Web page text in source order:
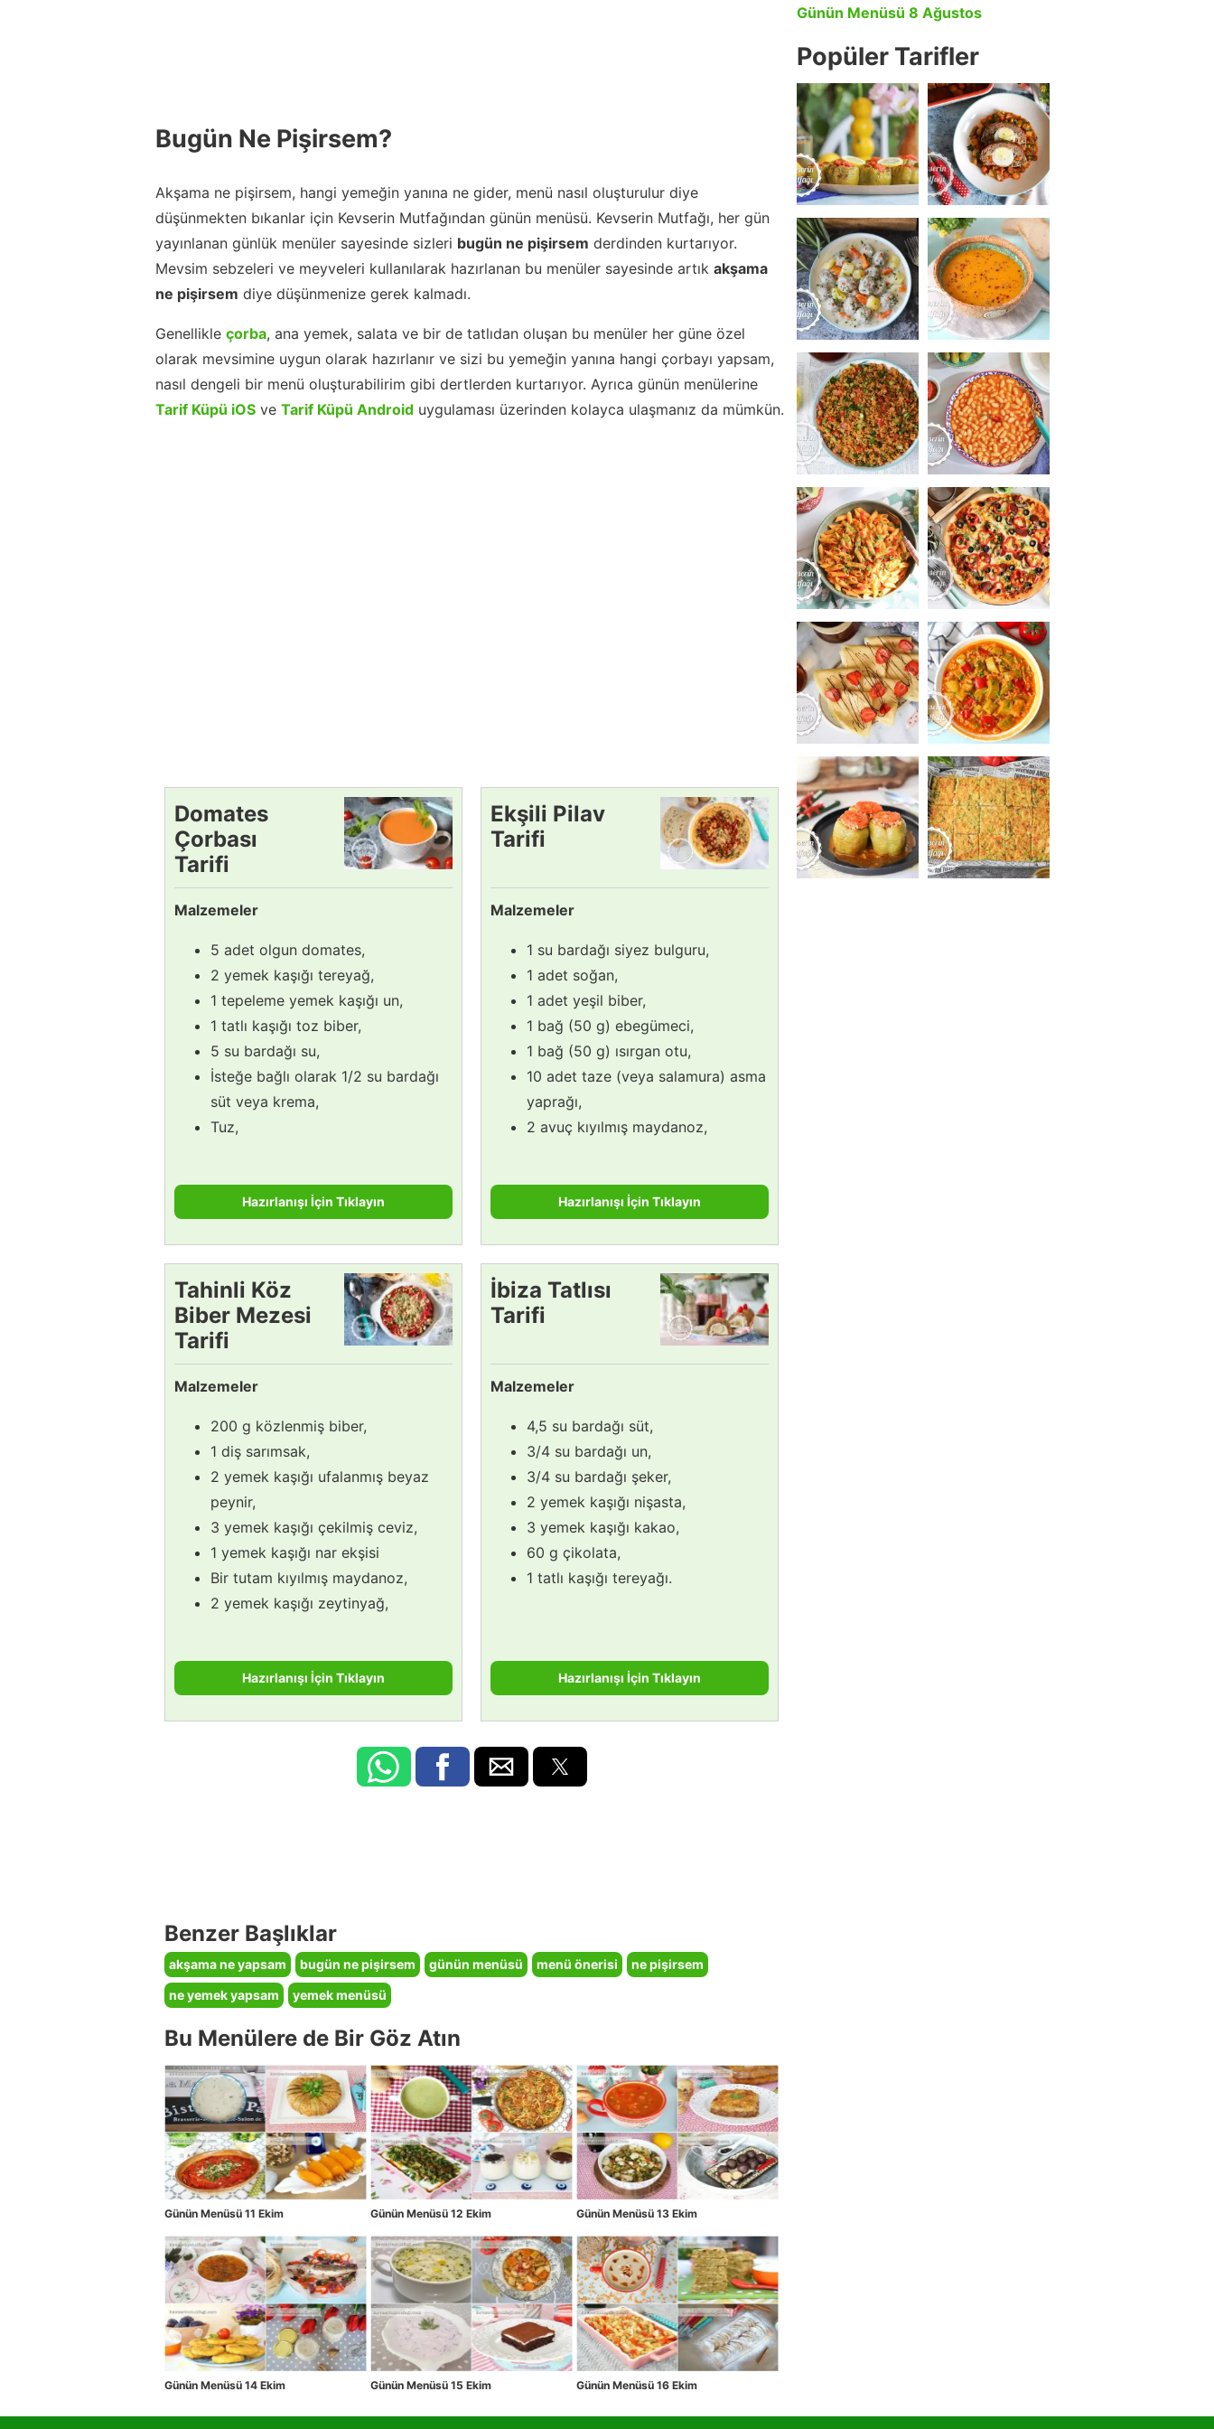
Bugün Ne Pişirsem?
Akşama ne pişirsem, hangi yemeğin yanına ne gider, menü nasıl oluşturulur diye
düşünmekten bıkanlar için Kevserin Mutfağından günün menüsü. Kevserin Mutfağı, her gün
yayınlanan günlük menüler sayesinde sizleri bugün ne pişirsem derdinden kurtarıyor.
Mevsim sebzeleri ve meyveleri kullanılarak hazırlanan bu menüler sayesinde artık akşama
ne pişirsem diye düşünmenize gerek kalmadı.
Genellikle çorba, ana yemek, salata ve bir de tatlıdan oluşan bu menüler her güne özel
olarak mevsimine uygun olarak hazırlanır ve sizi bu yemeğin yanına hangi çorbayı yapsam,
nasıl dengeli bir menü oluşturabilirim gibi dertlerden kurtarıyor. Ayrıca günün menülerine
Tarif Küpü iOS ve Tarif Küpü Android uygulaması üzerinden kolayca ulaşmanız da mümkün.
Domates
Çorbası
Tarifi
Malzemeler
5 adet olgun domates,
2 yemek kaşığı tereyağ,
1 tepeleme yemek kaşığı un,
1 tatlı kaşığı toz biber,
5 su bardağı su,
İsteğe bağlı olarak 1/2 su bardağı
süt veya krema,
Tuz,
Hazırlanışı İçin Tıklayın
Ekşili Pilav
Tarifi
Malzemeler
1 su bardağı siyez bulguru,
1 adet soğan,
1 adet yeşil biber,
1 bağ (50 g) ebegümeci,
1 bağ (50 g) ısırgan otu,
10 adet taze (veya salamura) asma
yaprağı,
2 avuç kıyılmış maydanoz,
Hazırlanışı İçin Tıklayın
Tahinli Köz
Biber Mezesi
Tarifi
Malzemeler
200 g közlenmiş biber,
1 diş sarımsak,
2 yemek kaşığı ufalanmış beyaz
peynir,
3 yemek kaşığı çekilmiş ceviz,
1 yemek kaşığı nar ekşisi
Bir tutam kıyılmış maydanoz,
2 yemek kaşığı zeytinyağ,
Hazırlanışı İçin Tıklayın
İbiza Tatlısı
Tarifi
Malzemeler
4,5 su bardağı süt,
3/4 su bardağı un,
3/4 su bardağı şeker,
2 yemek kaşığı nişasta,
3 yemek kaşığı kakao,
60 g çikolata,
1 tatlı kaşığı tereyağı.
Hazırlanışı İçin Tıklayın
Benzer Başlıklar
akşama ne yapsam bugün ne pişirsem günün menüsü menü önerisi
ne pişirsem
ne yemek yapsam
yemek menüsü
Bu Menülere de Bir Göz Atın
Günün Menüsü 11 Ekim Günün Menüsü 12 Ekim Günün Menüsü 13 Ekim
Günün Menüsü 14 Ekim Günün Menüsü 15 Ekim Günün Menüsü 16 Ekim
Günün Menüsü 8 Ağustos
Popüler Tarifler